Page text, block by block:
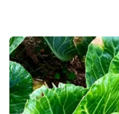
richtigen Zeitpunkt
Kunden zu gewinnen!